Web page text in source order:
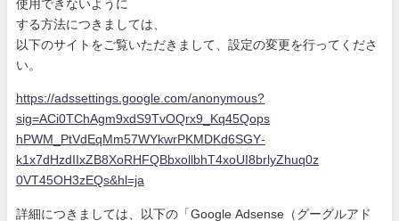
使 用できないように
する方法につきましては、
以下のサイトをご覧いただきまして、設定の変更を行ってくださ
い。
https://adssettings.google.com/anonymous?
sig=ACi0TChAgm9xdS9TvOQrx9_Kq45Qops
hPWM_PtVdEqMm57WYkwrPKMDKd6SGY-
k1x7dHzdIIxZB8XoRHFQBbxollbhT4xoUI8brlyZhuq0z
0VT45OH3zEQs&hl=ja
詳細につきましては、以下の「Google Adsense（グーグルアド